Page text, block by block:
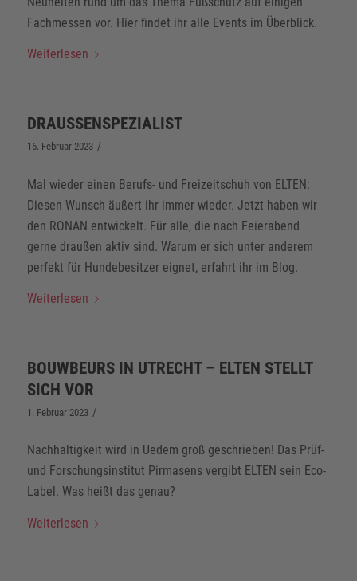
Fachmessen vor. Hier findet ihr alle Events im Überblick.
Weiterlesen
DRAUSSENSPEZIALIST
16. Februar 2023 /
Mal wieder einen Berufs- und Freizeitschuh von ELTEN:
Diesen Wunsch äußert ihr immer wieder. Jetzt haben wir
den RONAN entwickelt. Für alle, die nach Feierabend
gerne draußen aktiv sind. Warum er sich unter anderem
perfekt für Hundebesitzer eignet, erfahrt ihr im Blog.
Weiterlesen
BOUWBEURS IN UTRECHT – ELTEN STELLT
SICH VOR
1. Februar 2023 /
Nachhaltigkeit wird in Uedem groß geschrieben! Das Prüf-
und Forschungsinstitut Pirmasens vergibt ELTEN sein Eco-
Label. Was heißt das genau?
Weiterlesen